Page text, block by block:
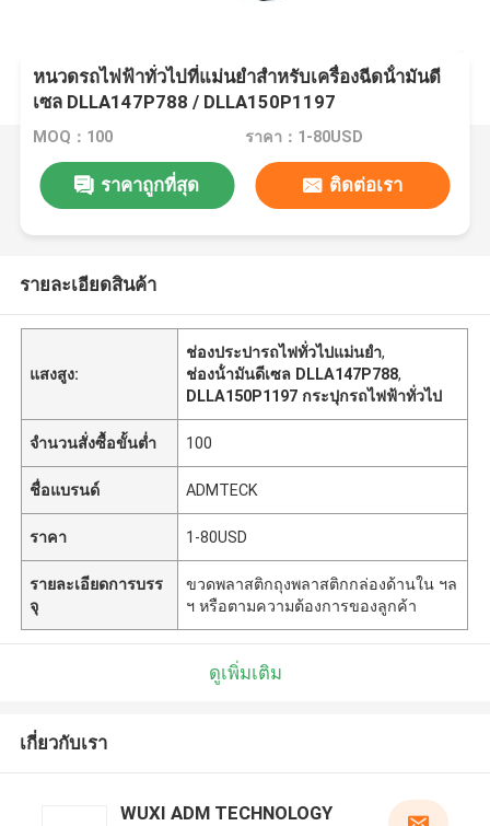
หนวดรถไฟฟ้าทั่วไปที่แม่นยําสําหรับเครื่องฉีดน้ํามันดี
เซล DLLA147P788 / DLLA150P1197
MOQ：100 ราคา：1-80USD
ราคาถูกที่สุด ติดต่อเรา
รายละเอียดสินค้า
แสงสูง:
ช่องประปารถไฟทั่วไปแม่นยํา,
ช่องน้ํามันดีเซล DLLA147P788,
DLLA150P1197 กระปุกรถไฟฟ้าทั่วไป
จำนวนสั่งซื้อขั้นต่ำ 100
ชื่อแบรนด์ ADMTECK
ราคา 1-80USD
รายละเอียดการบรร
จุ
ขวดพลาสติกถุงพลาสติกกล่องด้านใน ฯล
ฯ หรือตามความต้องการของลูกค้า
ดูเพิ่มเติม
เกี่ยวกับเรา
WUXI ADM TECHNOLOGY